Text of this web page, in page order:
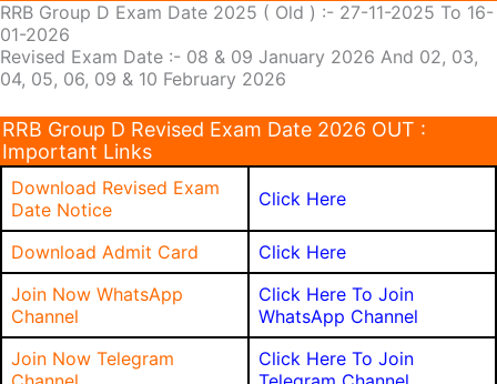
RRB Group D Exam Date 2025 ( Old ) :- 27-11-2025 To 16-
01-2026
Revised Exam Date :- 08 & 09 January 2026 And 02, 03,
04, 05, 06, 09 & 10 February 2026
RRB Group D Revised Exam Date 2026 OUT :
Important Links
Download Revised Exam
Date Notice
Click Here
Download Admit Card
Click Here
Join Now WhatsApp
Channel
Click Here To Join
WhatsApp Channel
Join Now Telegram
Click Here To Join